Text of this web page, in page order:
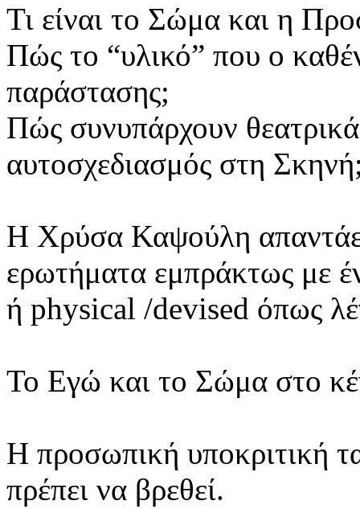
Τι είναι το Σώμα και η
Πώς το “υλικό” που ο
παράστασης;
Πώς συνυπάρχουν
αυτοσχεδιασμός στη
Η Χρύσα Καψούλη
ερωτήματα εμπράκτως με
ή physical /devised όπως
Το Εγώ και το Σώμα στο
Η προσωπική υποκριτική
πρέπει να βρεθεί.